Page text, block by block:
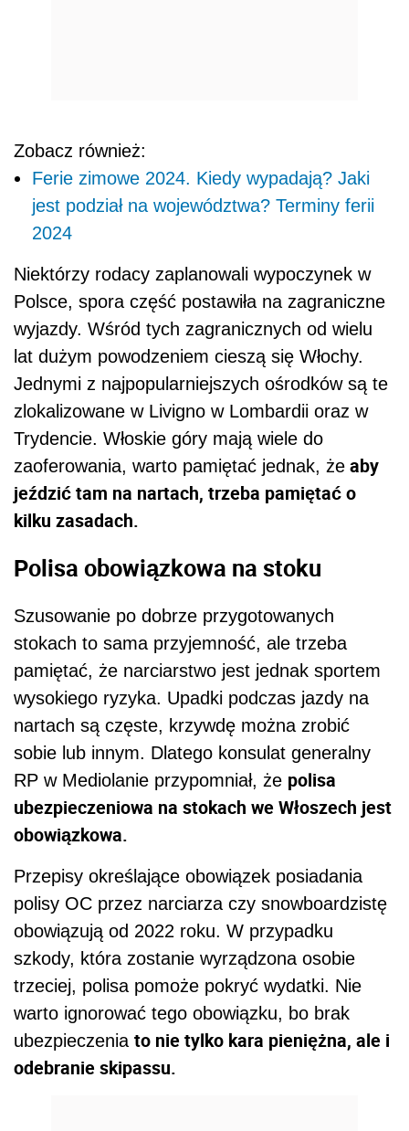
Zobacz również:
Ferie zimowe 2024. Kiedy wypadają? Jaki
jest podział na województwa? Terminy ferii
2024
Niektórzy rodacy zaplanowali wypoczynek w
Polsce, spora część postawiła na zagraniczne
wyjazdy. Wśród tych zagranicznych od wielu
lat dużym powodzeniem cieszą się Włochy.
Jednymi z najpopularniejszych ośrodków są te
zlokalizowane w Livigno w Lombardii oraz w
Trydencie. Włoskie góry mają wiele do
zaoferowania, warto pamiętać jednak, że aby
jeździć tam na nartach, trzeba pamiętać o
kilku zasadach.
Polisa obowiązkowa na stoku
Szusowanie po dobrze przygotowanych
stokach to sama przyjemność, ale trzeba
pamiętać, że narciarstwo jest jednak sportem
wysokiego ryzyka. Upadki podczas jazdy na
nartach są częste, krzywdę można zrobić
sobie lub innym. Dlatego konsulat generalny
RP w Mediolanie przypomniał, że polisa
ubezpieczeniowa na stokach we Włoszech jest
obowiązkowa.
Przepisy określające obowiązek posiadania
polisy OC przez narciarza czy snowboardzistę
obowiązują od 2022 roku. W przypadku
szkody, która zostanie wyrządzona osobie
trzeciej, polisa pomoże pokryć wydatki. Nie
warto ignorować tego obowiązku, bo brak
ubezpieczenia to nie tylko kara pieniężna, ale i
odebranie skipassu.